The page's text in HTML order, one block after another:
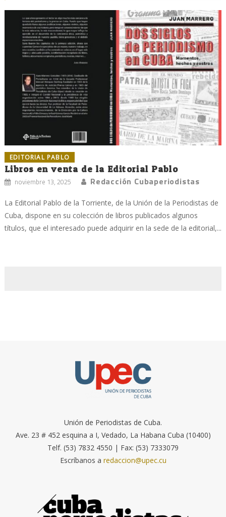
EDITORIAL PABLO
Libros en venta de la Editorial Pablo
noviembre 13, 2025 Redacción Cubaperiodistas
La Editorial Pablo de la Torriente, de la Unión de la Periodistas de
Cuba, dispone en su colección de libros publicados algunos
títulos, que el interesado puede adquirir en la sede de la editorial,...
Unión de Periodistas de Cuba.
Ave. 23 # 452 esquina a I, Vedado, La Habana Cuba (10400)
Telf. (53) 7832 4550 | Fax: (53) 7333079
Escríbanos a redaccion@upec.cu